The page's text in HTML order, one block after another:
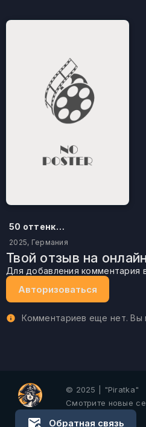
50 оттенков бестселлера
2025, Германия
Твой отзыв на
Для добавления комментария
Авторизоваться
Комментариев еще нет. Вы
© 2025 | "Piratka"
Смотрите новые
Обратная связь